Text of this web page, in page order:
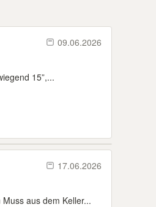
09.06.2026
15”,...
17.06.2026
aus dem Keller...